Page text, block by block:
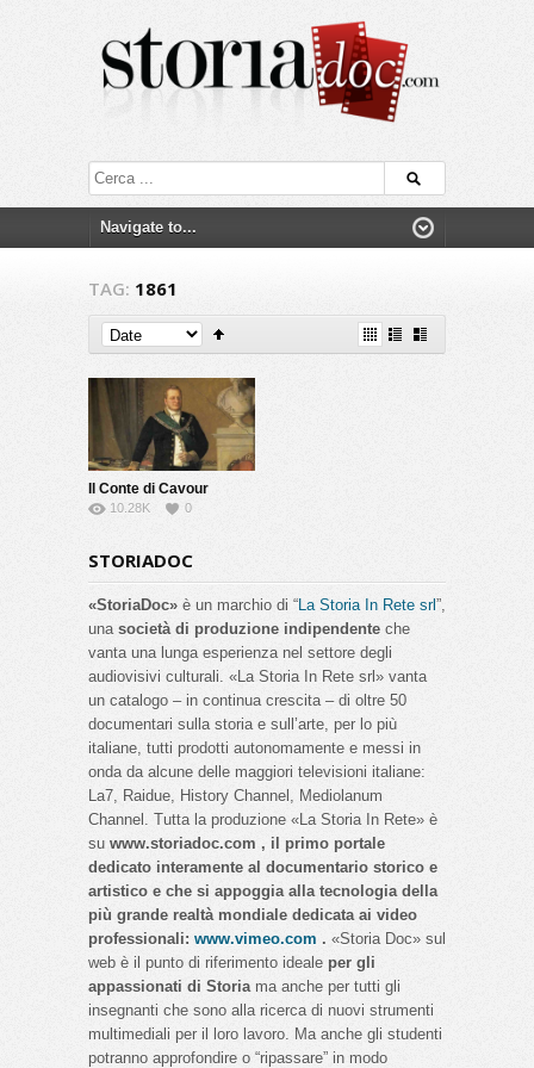
TAG: 1861
Il Conte di Cavour
10.28K 0
STORIADOC
«StoriaDoc» è un marchio di “La Storia In Rete srl”,
una società di produzione indipendente che
vanta una lunga esperienza nel settore degli
audiovisivi culturali. «La Storia In Rete srl» vanta
un catalogo – in continua crescita – di oltre 50
documentari sulla storia e sull’arte, per lo più
italiane, tutti prodotti autonomamente e messi in
onda da alcune delle maggiori televisioni italiane:
La7, Raidue, History Channel, Mediolanum
Channel. Tutta la produzione «La Storia In Rete» è
su www.storiadoc.com , il primo portale
dedicato interamente al documentario storico e
artistico e che si appoggia alla tecnologia della
più grande realtà mondiale dedicata ai video
professionali: www.vimeo.com . «Storia Doc» sul
web è il punto di riferimento ideale per gli
appassionati di Storiama anche per tutti gli
insegnanti che sono alla ricerca di nuovi strumenti
multimediali per il loro lavoro. Ma anche gli studenti
potranno approfondire o “ripassare” in modo